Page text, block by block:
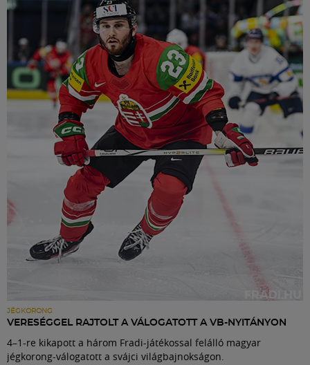
JÉGKORONG
VERESÉGGEL RAJTOLT A VÁLOGATOTT A VB-NYITÁNYON
4–1-re kikapott a három Fradi-játékossal felálló magyar
jégkorong-válogatott a svájci világbajnokságon.